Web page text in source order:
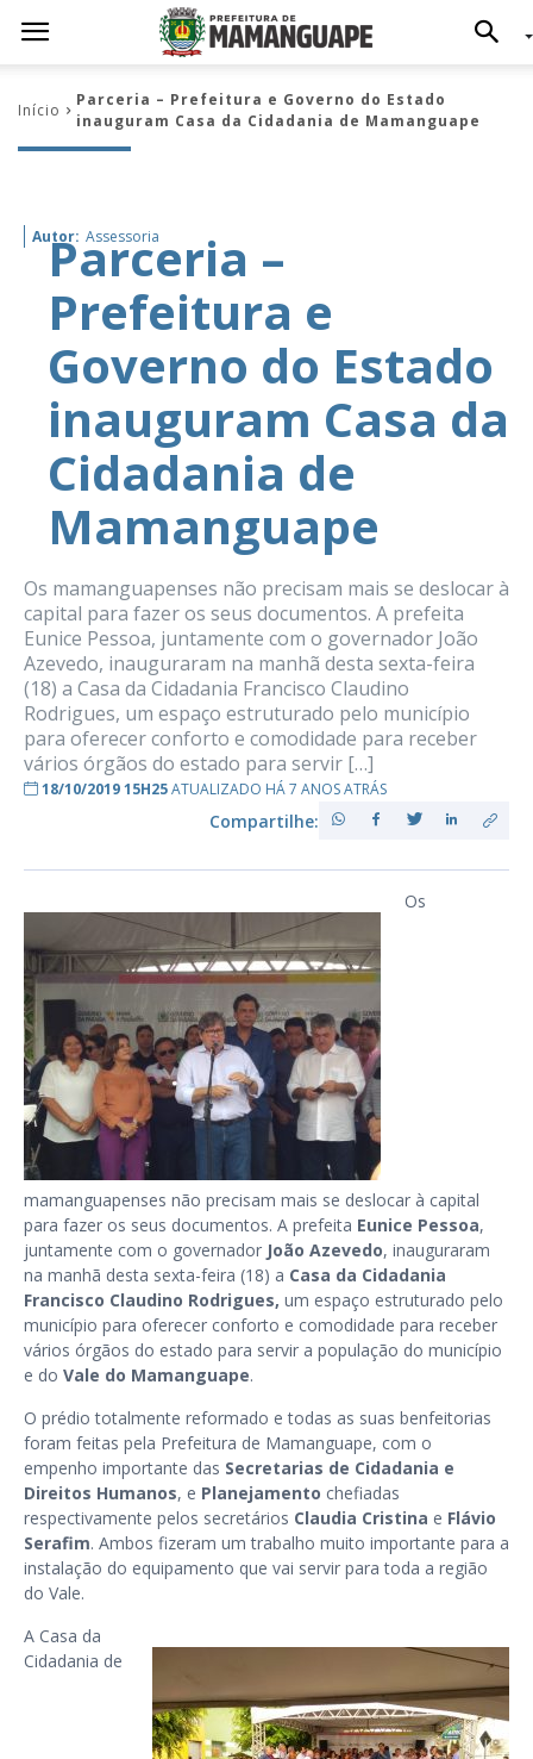
Início
Parceria – Prefeitura e Governo do Estado
inauguram Casa da Cidadania de Mamanguape
Autor: Assessoria
Parceria –
Prefeitura e
Governo do Estado
inauguram Casa da
Cidadania de
Mamanguape
Os mamanguapenses não precisam mais se deslocar à
capital para fazer os seus documentos. A prefeita
Eunice Pessoa, juntamente com o governador João
Azevedo, inauguraram na manhã desta sexta-feira
(18) a Casa da Cidadania Francisco Claudino
Rodrigues, um espaço estruturado pelo município
para oferecer conforto e comodidade para receber
vários órgãos do estado para servir […]
18/10/2019 15H25ATUALIZADO HÁ 7 ANOS ATRÁS
Compartilhe:
Os
mamanguapenses não precisam mais se deslocar à capital
para fazer os seus documentos. A prefeita Eunice Pessoa,
juntamente com o governador João Azevedo, inauguraram
na manhã desta sexta-feira (18) a Casa da Cidadania
Francisco Claudino Rodrigues, um espaço estruturado pelo
município para oferecer conforto e comodidade para receber
vários órgãos do estado para servir a população do município
e do Vale do Mamanguape.
O prédio totalmente reformado e todas as suas benfeitorias
foram feitas pela Prefeitura de Mamanguape, com o
empenho importante das Secretarias de Cidadania e
Direitos Humanos, e Planejamento chefiadas
respectivamente pelos secretários Claudia Cristina e Flávio
Serafim. Ambos fizeram um trabalho muito importante para a
instalação do equipamento que vai servir para toda a região
do Vale.
A Casa da
Cidadania de